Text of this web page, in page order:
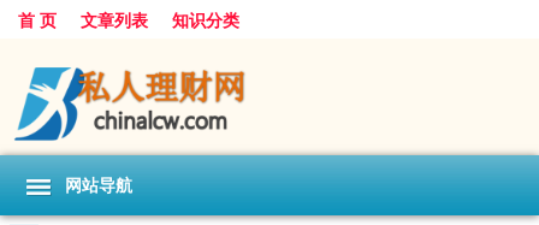
首 页 文章列表 知识分类
网站导航